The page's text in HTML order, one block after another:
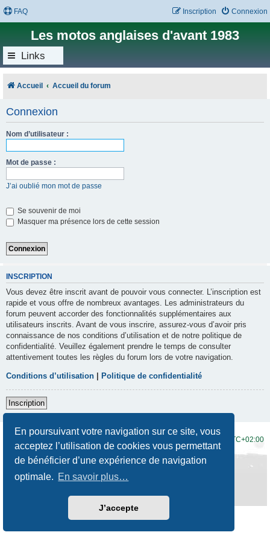
En poursuivant votre navigation sur ce site, vous
acceptez l’utilisation de cookies vous permettant
de bénéficier d’une expérience de navigation
optimale. En savoir plus…
J’accepte
FAQ Connexion
Inscription
Les motos anglaises d'avant 1983
Links
Accueil Accueil du forum
Connexion
Nom d’utilisateur :
Mot de passe :
J’ai oublié mon mot de passe
Se souvenir de moi
Masquer ma présence lors de cette session
INSCRIPTION
Vous devez être inscrit avant de pouvoir vous connecter. L’inscription est
rapide et vous offre de nombreux avantages. Les administrateurs du
forum peuvent accorder des fonctionnalités supplémentaires aux
utilisateurs inscrits. Avant de vous inscrire, assurez-vous d’avoir pris
connaissance de nos conditions d’utilisation et de notre politique de
confidentialité. Veuillez également prendre le temps de consulter
attentivement toutes les règles du forum lors de votre navigation.
Conditions d’utilisation Politique de confidentialité
Inscription
UTC+02:00
Développé par phpBB® Forum Software © phpBB Limited
Traduction française officielle
Prosilver New Edition
Confidentialité|Conditions